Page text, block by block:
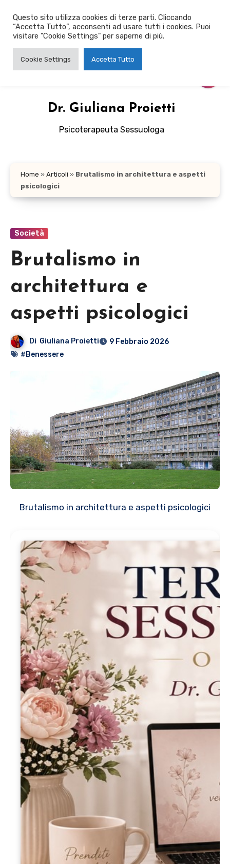
contenuto
Dr. Giuliana Proietti
Psicoterapeuta Sessuologa
Home » Articoli » Brutalismo in architettura e aspetti
psicologici
Società
Brutalismo in
architettura e
aspetti psicologici
Di Giuliana Proietti
9 Febbraio 2026
#Benessere
Brutalismo in architettura e aspetti psicologici
Questo sito utilizza cookies di terze parti. Cliccando
“Accetta Tutto”, acconsenti ad usare tutti i cookies. Puoi
visitare "Cookie Settings" per saperne di più.
Cookie Settings Accetta Tutto